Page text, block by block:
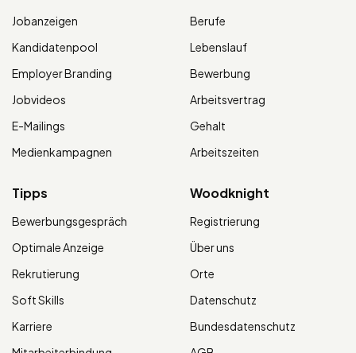
Jobanzeigen
Kandidatenpool
Employer Branding
Jobvideos
E-Mailings
Medienkampagnen
Berufe
Lebenslauf
Bewerbung
Arbeitsvertrag
Gehalt
Arbeitszeiten
Tipps
Bewerbungsgespräch
Optimale Anzeige
Rekrutierung
Soft Skills
Karriere
Woodknight
Registrierung
Über uns
Orte
Datenschutz
Bundesdatenschutz